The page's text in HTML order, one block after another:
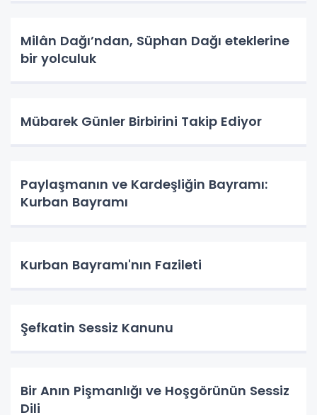
Milân Dağı’ndan, Süphan Dağı eteklerine
bir yolculuk
Mübarek Günler Birbirini Takip Ediyor
Paylaşmanın ve Kardeşliğin Bayramı:
Kurban Bayramı
Kurban Bayramı'nın Fazileti
Şefkatin Sessiz Kanunu
Bir Anın Pişmanlığı ve Hoşgörünün Sessiz
Dili